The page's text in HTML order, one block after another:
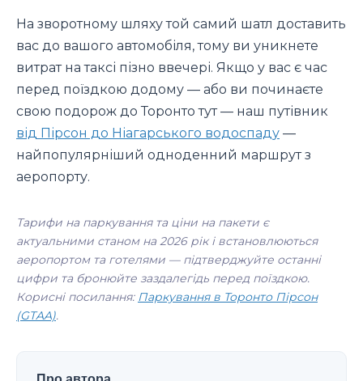
На зворотному шляху той самий шатл доставить
вас до вашого автомобіля, тому ви уникнете
витрат на таксі пізно ввечері. Якщо у вас є час
перед поїздкою додому — або ви починаєте
свою подорож до Торонто тут — наш путівник
від Пірсон до Ніагарського водоспаду —
найпопулярніший одноденний маршрут з
аеропорту.
Тарифи на паркування та ціни на пакети є
актуальними станом на 2026 рік і встановлюються
аеропортом та готелями — підтверджуйте останні
цифри та бронюйте заздалегідь перед поїздкою.
Корисні посилання: Паркування в Торонто Пірсон
(GTAA).